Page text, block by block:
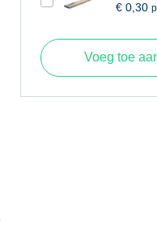
€0,30
Voeg toe